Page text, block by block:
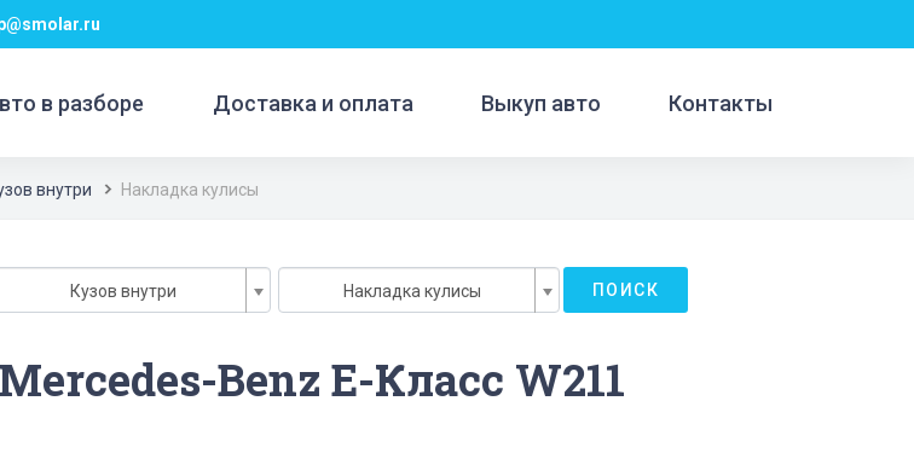
в разборе Доставка и оплата Выкуп авто Контакты
внутри Накладка кулисы
Кузов внутри Накладка кулисы ПОИСК
Benz E-Класс W211